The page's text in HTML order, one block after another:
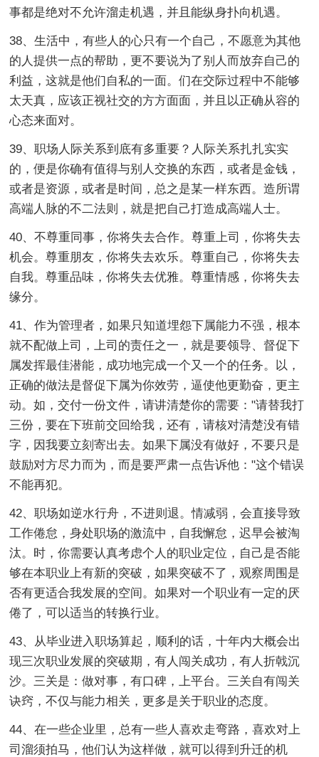
事都是绝对不允许溜走机遇，并且能纵身扑向机遇。
38、生活中，有些人的心只有一个自己，不愿意为其他
的人提供一点的帮助，更不要说为了别人而放弃自己的
利益，这就是他们自私的一面。们在交际过程中不能够
太天真，应该正视社交的方方面面，并且以正确从容的
心态来面对。
39、职场人际关系到底有多重要？人际关系扎扎实实
的，便是你确有值得与别人交换的东西，或者是金钱，
或者是资源，或者是时间，总之是某一样东西。造所谓
高端人脉的不二法则，就是把自己打造成高端人士。
40、不尊重同事，你将失去合作。尊重上司，你将失去
机会。尊重朋友，你将失去欢乐。尊重自己，你将失去
自我。尊重品味，你将失去优雅。尊重情感，你将失去
缘分。
41、作为管理者，如果只知道埋怨下属能力不强，根本
就不配做上司，上司的责任之一，就是要领导、督促下
属发挥最佳潜能，成功地完成一个又一个的任务。以，
正确的做法是督促下属为你效劳，逼使他更勤奋，更主
动。如，交付一份文件，请讲清楚你的需要："请替我打
三份，要在下班前交回给我，还有，请核对清楚没有错
字，因我要立刻寄出去。如果下属没有做好，不要只是
鼓励对方尽力而为，而是要严肃一点告诉他："这个错误
不能再犯。
42、职场如逆水行舟，不进则退。情减弱，会直接导致
工作倦怠，身处职场的激流中，自我懈怠，迟早会被淘
汰。时，你需要认真考虑个人的职业定位，自己是否能
够在本职业上有新的突破，如果突破不了，观察周围是
否有更适合我发展的空间。如果对一个职业有一定的厌
倦了，可以适当的转换行业。
43、从毕业进入职场算起，顺利的话，十年内大概会出
现三次职业发展的突破期，有人闯关成功，有人折戟沉
沙。三关是：做对事，有口碑，上平台。三关自有闯关
诀窍，不仅与能力相关，更多是关于职业的态度。
44、在一些企业里，总有一些人喜欢走弯路，喜欢对上
司溜须拍马，他们认为这样做，就可以得到升迁的机